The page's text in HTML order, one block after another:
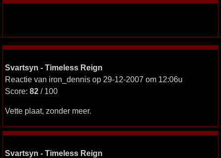
Svartsyn - Timeless Reign
Reactie van iron_dennis op 29-12-2007 om 12:06u
Score: 82 / 100
Vette plaat, zonder meer.
Svartsyn - Timeless Reign